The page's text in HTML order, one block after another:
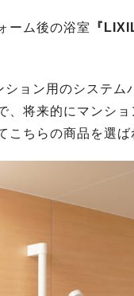
ーム後の浴室
『
ション用のシステム
、将来的にマンシ
こちらの商品を選ば